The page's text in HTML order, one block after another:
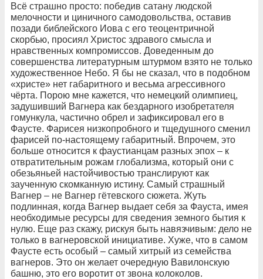
Всё страшно просто: победив сатану людской
мелочности и циничного самодовольства, оставив
позади библейского Иова с его теоцентричной
скорбью, просиял Христос здравого смысла и
нравственных компромиссов. Доведенным до
совершенства литературным штурмом взято не только
художественное Небо. Я бы не сказал, что в подобном
«христе» нет габаритного и весьма агрессивного
чёрта. Порою мне кажется, что немецкий олимпиец,
задушивший Вагнера как бездарного изобретателя
гомункула, частично обрел и зафиксировал его в
Фаусте. Фарисея низкопробного и тщедушного сменил
фарисей по-настоящему габаритный. Впрочем, это
больше относится к фаустианцам разных эпох – к
отвратительным рожам глобализма, который они с
обезьяньей настойчивостью транслируют как
заученную скомканную истину. Самый страшный
Вагнер – не Вагнер гётевского сюжета. Жуть
подлинная, когда Вагнер выдает себя за Фауста, имея
необходимые ресурсы для сведения земного бытия к
нулю. Еще раз скажу, рискуя быть навязчивым: дело не
только в вагнеровской инициативе. Хуже, что в самом
Фаусте есть особый – самый хитрый из семейства
вагнеров. Это он желает очередную Вавилонскую
башню, это его воротит от звона колоколов.